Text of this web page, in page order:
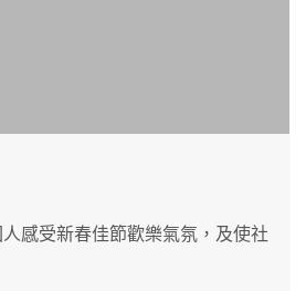
人感受新春佳節歡樂氣氛，及使社